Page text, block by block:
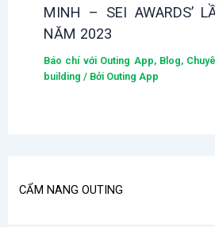
MINH – SEI AWARDS’
NĂM 2023
Báo chí với Outing App, Blog,
building / Bởi Outing App
CẨM NANG OUTING